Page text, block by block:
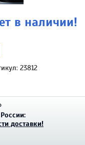
в наличии!
23812
доставки!